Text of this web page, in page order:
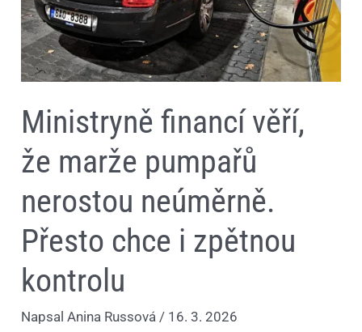
Ministryně financí věří,
že marže pumpařů
nerostou neúměrně.
Přesto chce i zpětnou
kontrolu
NapsalAnina Russová/ 16. 3. 2026
neúměrně.
Přesto
chce
i
zpětnou
kontrolu